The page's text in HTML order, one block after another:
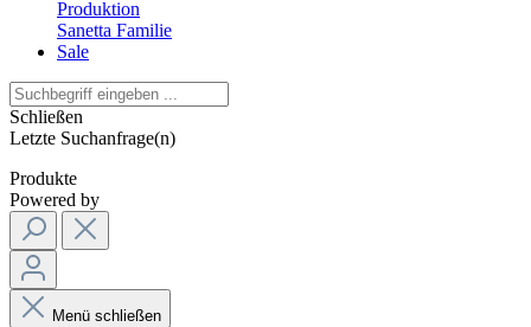
Produktion
Sanetta Familie
Sale
Schließen
Letzte Suchanfrage(n)
Produkte
Powered by
Menü schließen